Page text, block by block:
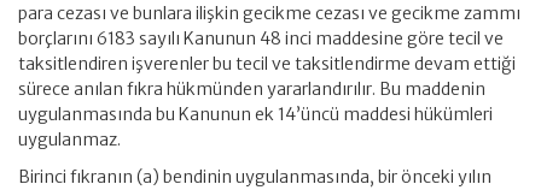
para cezası ve bunlara ilişkin gecikme cezası ve gecikme zammı
borçlarını 6183 sayılı Kanunun 48 inci maddesine göre tecil ve
taksitlendiren işverenler bu tecil ve taksitlendirme devam ettiği
sürece anılan fıkra hükmünden yararlandırılır. Bu maddenin
uygulanmasında bu Kanunun ek 14’üncü maddesi hükümleri
uygulanmaz.
Birinci fıkranın (a) bendinin uygulanmasında, bir önceki yılın